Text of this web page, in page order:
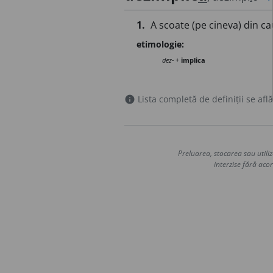
1. A scoate (pe cineva) din
etimologie:
dez- + implica
info Lista completă de definiții se
Preluarea, stocarea sau
interzise fără